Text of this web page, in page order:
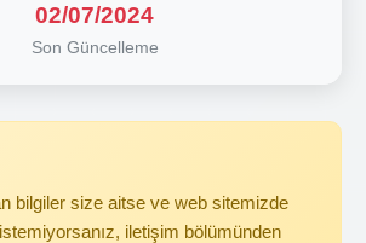
02/07/2024
Son Güncelleme
bilgiler size aitse ve web sitemizde
istemiyorsanız, iletişim bölümünden